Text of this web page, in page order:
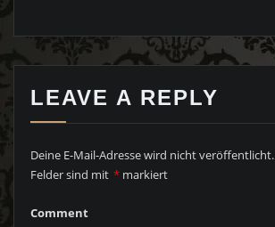
LEAVE A REPLY
Deine E-Mail-Adresse wird nicht veröffentlicht.
Felder sind mit * markiert
Comment